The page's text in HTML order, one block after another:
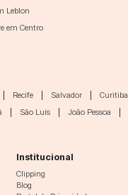
Leblon
em Centro
Recife Salvador Curitiba
São Luís João Pessoa
Institucional
Clipping
Blog